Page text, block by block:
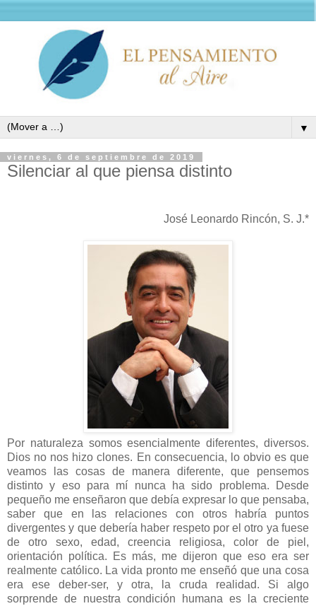
▼
viernes, 6 de septiembre de 2019
Silenciar al que piensa distinto
José Leonardo Rincón, S. J.*
Por naturaleza somos esencialmente diferentes, diversos.
Dios no nos hizo clones. En consecuencia, lo obvio es que
veamos las cosas de manera diferente, que pensemos
distinto y eso para mí nunca ha sido problema. Desde
pequeño me enseñaron que debía expresar lo que pensaba,
saber que en las relaciones con otros habría puntos
divergentes y que debería haber respeto por el otro ya fuese
de otro sexo, edad, creencia religiosa, color de piel,
orientación política. Es más, me dijeron que eso era ser
realmente católico. La vida pronto me enseñó que una cosa
era ese deber-ser, y otra, la cruda realidad. Si algo
sorprende de nuestra condición humana es la creciente